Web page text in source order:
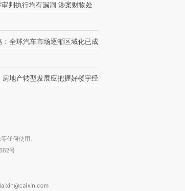
判执行均有漏洞 涉案财物处
：全球汽车市场逐渐区域化已成
房地产转型发展应把握好楼宇经
任何使用。
号